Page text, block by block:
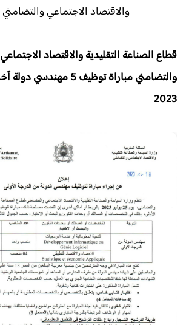
والاقتصاد الاجتماعي والتضامني 2023
قطاع الصناعة التقليدية والاقتصاد الاجتماعي
والتضامنيمباراة توظيف 5 مهندسي دولة
2023